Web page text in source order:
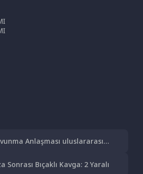
Anlaşması uluslararası
Sonrası Bıçaklı Kavga: 2 Yaralı